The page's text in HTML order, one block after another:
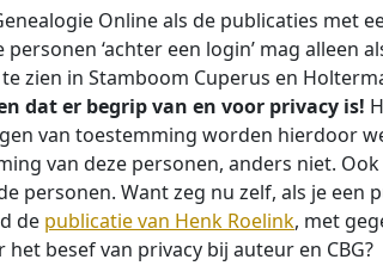
Online als de publicaties met
‘achter een login’ mag
zien in Stamboom Cuperus en
dat er begrip van en voor privacy is!
van toestemming worden hierdoor
van deze personen, anders niet.
personen. Want zeg nu zelf, als je
de publicatie van Henk Roelink, met
besef van privacy bij auteur en CBG?